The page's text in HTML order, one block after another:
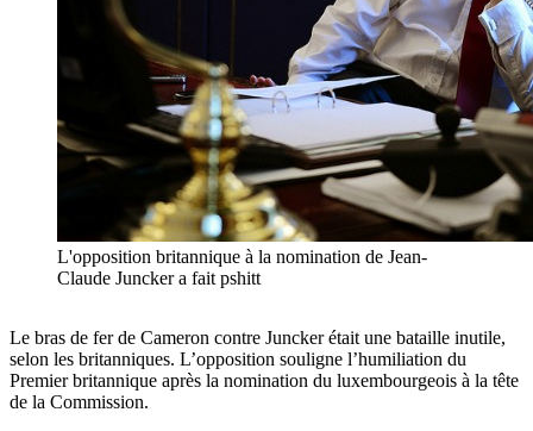
L'opposition britannique à la nomination de Jean-
Claude Juncker a fait pshitt
Le bras de fer de Cameron contre Juncker était une bataille inutile,
selon les britanniques. L’opposition souligne l’humiliation du
Premier britannique après la nomination du luxembourgeois à la tête
de la Commission.